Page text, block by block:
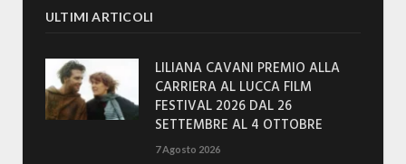
ULTIMI ARTICOLI
LILIANA CAVANI PREMIO ALLA
CARRIERA AL LUCCA FILM
FESTIVAL 2026 DAL 26
SETTEMBRE AL 4 OTTOBRE
7 Agosto 2026